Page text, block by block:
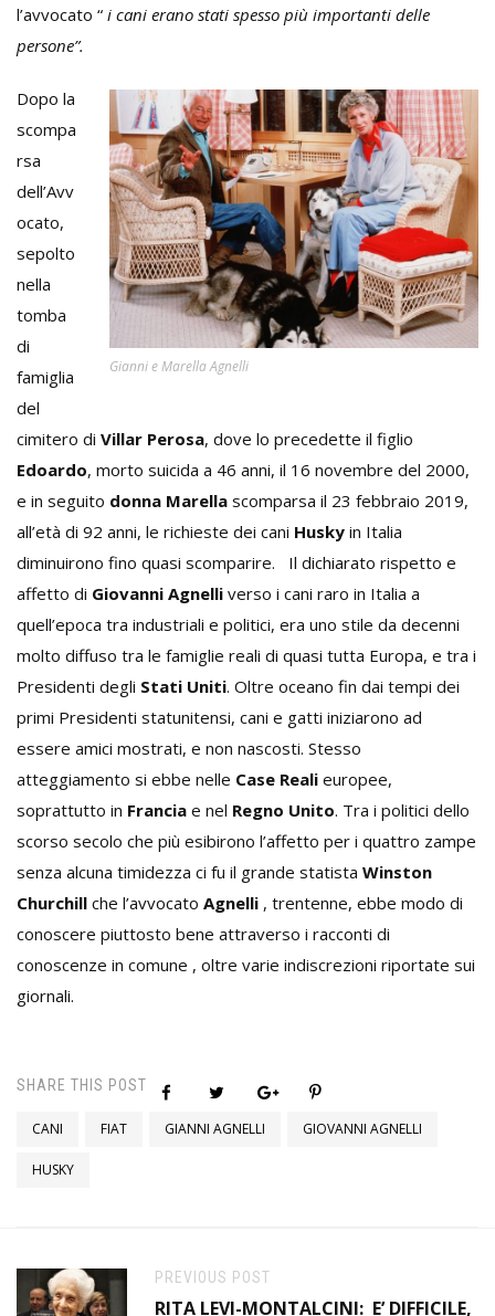
l’avvocato “ i cani erano stati spesso più importanti delle
persone”.
Gianni e Marella Agnelli
Dopo la
scompa
rsa
dell’Avv
ocato,
sepolto
nella
tomba
di
famiglia
del
cimitero di Villar Perosa, dove lo precedette il figlio
Edoardo, morto suicida a 46 anni, il 16 novembre del 2000,
e in seguito donna Marella scomparsa il 23 febbraio 2019,
all’età di 92 anni, le richieste dei cani Husky in Italia
diminuirono fino quasi scomparire. Il dichiarato rispetto e
affetto di Giovanni Agnelli verso i cani raro in Italia a
quell’epoca tra industriali e politici, era uno stile da decenni
molto diffuso tra le famiglie reali di quasi tutta Europa, e tra i
Presidenti degli Stati Uniti. Oltre oceano fin dai tempi dei
primi Presidenti statunitensi, cani e gatti iniziarono ad
essere amici mostrati, e non nascosti. Stesso
atteggiamento si ebbe nelle Case Reali europee,
soprattutto in Francia e nel Regno Unito. Tra i politici dello
scorso secolo che più esibirono l’affetto per i quattro zampe
senza alcuna timidezza ci fu il grande statista Winston
Churchill che l’avvocato Agnelli , trentenne, ebbe modo di
conoscere piuttosto bene attraverso i racconti di
conoscenze in comune , oltre varie indiscrezioni riportate sui
giornali.
SHARE THIS POST
CANI FIAT GIANNI AGNELLI GIOVANNI AGNELLI
HUSKY
PREVIOUS POST
RITA LEVI-MONTALCINI: E’ DIFFICILE,